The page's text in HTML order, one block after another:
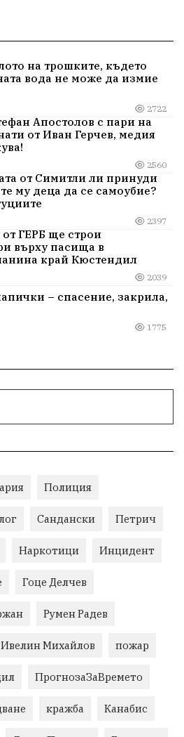
на трошките, където
вода не може да измие
2722
Апостолов с пари на
от Иван Герчев, медия
2560
от Симитли ли принуди
му деца да се самоубие?
2397
ГЕРБ ще строи
върху пасища в
край Кюстендил
2039
– спасение, закрила,
1775
Полиция
Сандански Петрич
Наркотици Инцидент
Гоце Делчев
Румен Радев
Ивелин Михайлов пожар
ПрогнозаЗаВремето
кражба Канабис